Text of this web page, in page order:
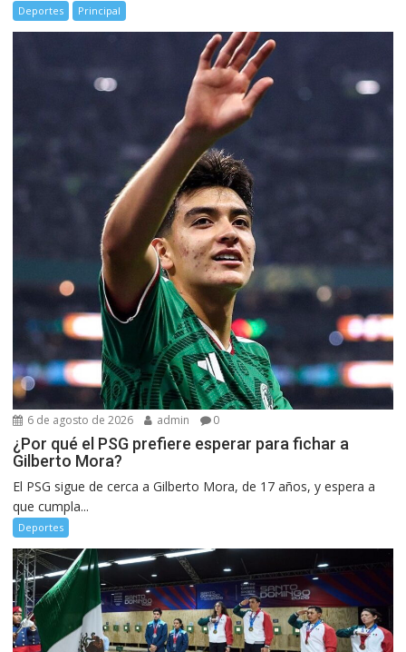
Deportes Principal
6 de agosto de 2026 admin 0
¿Por qué el PSG prefiere esperar para fichar a
Gilberto Mora?
El PSG sigue de cerca a Gilberto Mora, de 17 años, y espera a
que cumpla...
Deportes